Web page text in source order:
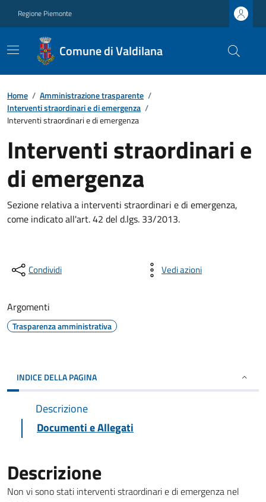
Regione Piemonte
Comune di Valdilana
Home / Amministrazione trasparente /
Interventi straordinari e di emergenza /
Interventi straordinari e di emergenza
Interventi straordinari e
di emergenza
Sezione relativa a interventi straordinari e di emergenza,
come indicato all'art. 42 del d.lgs. 33/2013.
Condividi Vedi azioni
Argomenti
Trasparenza amministrativa
INDICE DELLA PAGINA
Descrizione
Documenti e Allegati
Descrizione
Non vi sono stati interventi straordinari e di emergenza nel